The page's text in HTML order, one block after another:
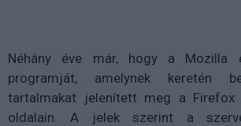
Néhány éve már, hogy a Mozilla
programját, amelynek keretén
tartalmakat jelenített meg a
oldalain. A jelek szerint a